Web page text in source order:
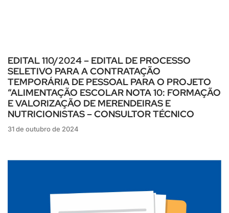
EDITAL 110/2024 – EDITAL DE PROCESSO
SELETIVO PARA A CONTRATAÇÃO
TEMPORÁRIA DE PESSOAL PARA O PROJETO
“ALIMENTAÇÃO ESCOLAR NOTA 10: FORMAÇÃO
E VALORIZAÇÃO DE MERENDEIRAS E
NUTRICIONISTAS – CONSULTOR TÉCNICO
31 de outubro de 2024